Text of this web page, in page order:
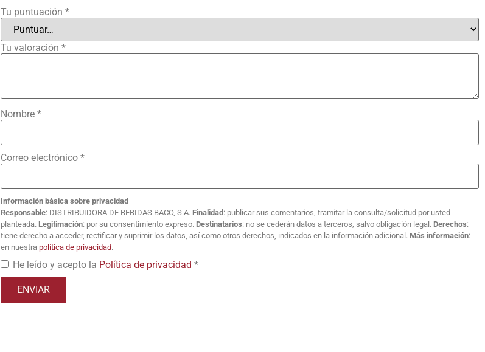
Tu puntuación *
Tu valoración *
Nombre *
Correo electrónico *
Información básica sobre privacidad
Responsable: DISTRIBUIDORA DE BEBIDAS BACO, S.A. Finalidad : publicar sus comentarios, tramitar la consulta/solicitud por usted
planteada. Legitimación: por su consentimiento expreso. Destinatarios: no se cederán datos a terceros, salvo obligación legal. Derechos:
tiene derecho a acceder, rectificar y suprimir los datos, así como otros derechos, indicados en la información adicional. Más información:
en nuestra política de privacidad.
He leído y acepto la Política de privacidad *